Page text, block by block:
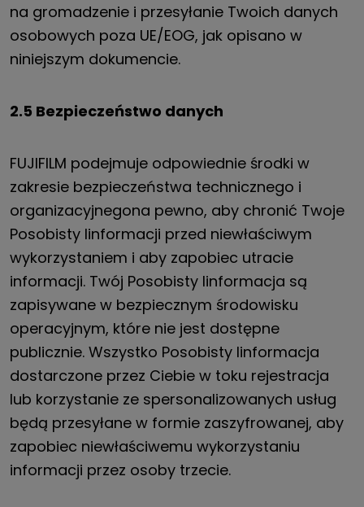
na gromadzenie i przesyłanie Twoich danych
osobowych poza UE/EOG, jak opisano w
niniejszym dokumencie.
2.5 Bezpieczeństwo danych
FUJIFILM podejmuje odpowiednie środki w
zakresie bezpieczeństwa technicznego i
organizacyjnegona pewno, aby chronić Twoje
Posobisty Iinformacji przed niewłaściwym
wykorzystaniem i aby zapobiec utracie
informacji. Twój Posobisty Iinformacja są
zapisywane w bezpiecznym środowisku
operacyjnym, które nie jest dostępne
publicznie. Wszystko Posobisty Iinformacja
dostarczone przez Ciebie w toku rejestracja
lub korzystanie ze spersonalizowanych usług
będą przesyłane w formie zaszyfrowanej, aby
zapobiec niewłaściwemu wykorzystaniu
informacji przez osoby trzecie.